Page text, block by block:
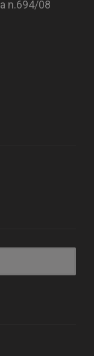
n.694/08